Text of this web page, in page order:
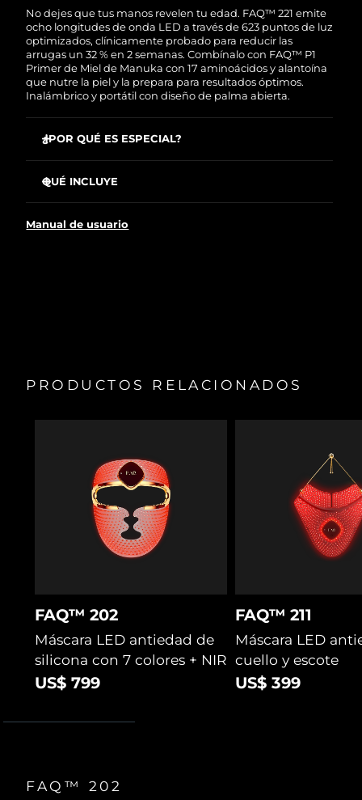
No dejes que tus manos revelen tu edad. FAQ™ 221 emite
ocho longitudes de onda LED a través de 623 puntos de luz
optimizados, clínicamente probado para reducir las
arrugas un 32 % en 2 semanas. Combínalo con FAQ™ P1
Primer de Miel de Manuka con 17 aminoácidos y alantoína
que nutre la piel y la prepara para resultados óptimos.
Inalámbrico y portátil con diseño de palma abierta.
¿POR QUÉ ES ESPECIAL?
líneas, manchas solares y flacidez desde dentro.
Con app y tratamientos preprogramados o diseña los
QUÉ INCLUYE
FAQ™ P1
Manual de usuario
PRODUCTOS RELACIONADOS
FAQ™ 202
Máscara LED antiedad de
silicona con 7 colores + NIR
US$ 799
FAQ™ 211
Máscara LED
cuello y escote
US$ 399
FAQ™ 202
Turquía Entrega prevista8/9/26
Emiratos Árabes
Unidos
Entrega prevista
Reino Unido
Estados Unidos Entrega prevista8/9/26
Uzbekistán Entrega prevista8/13/26